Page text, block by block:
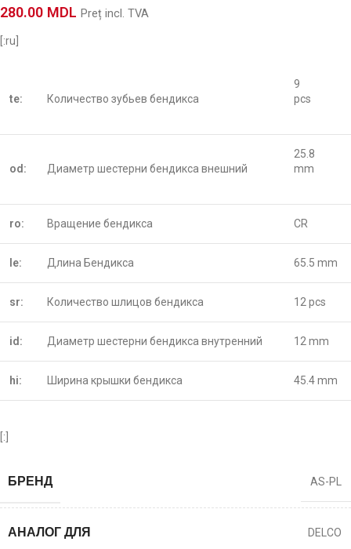
280.00 MDL Preț incl. TVA
[:ru]
te: Количество зубьев бендикса
9
pcs
od: Диаметр шестерни бендикса внешний
25.8
mm
ro: Вращение бендикса CR
le: Длина Бендикса 65.5 mm
sr: Количество шлицов бендикса 12 pcs
id: Диаметр шестерни бендикса внутренний 12 mm
hi: Ширина крышки бендикса 45.4 mm
[:]
БРЕНД AS-PL
АНАЛОГ ДЛЯ DELCO